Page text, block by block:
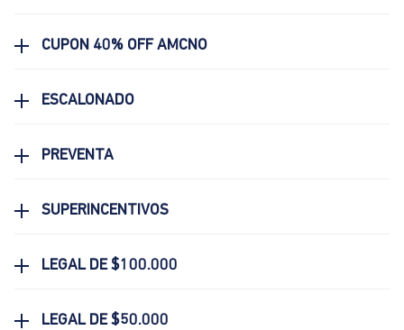
CUPON 40% OFF AMCNO
ESCALONADO
PREVENTA
SUPERINCENTIVOS
LEGAL DE $100.000
LEGAL DE $50.000